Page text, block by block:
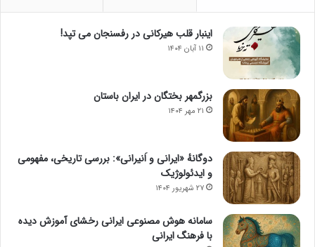
اینبار قلب هیرکانی در رفسنجان می تپد!
۱۱ آبان ۱۴۰۴
بزرگمهر بختگان در ایران باستان
۲۱ مهر ۱۴۰۴
دوگانهٔ «ایرانی و اَنیرانی»: بررسی تاریخی، مفهومی
و ایدئولوژیک
۲۷ شهریور ۱۴۰۴
سامانه هوش مصنوعی ایرانی رخشای آموزش دیده
با فرهنگ ایرانی